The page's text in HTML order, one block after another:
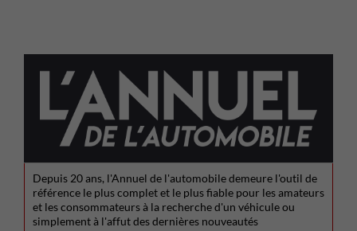
Depuis 20 ans, l'Annuel de l'automobile demeure l'outil de
référence le plus complet et le plus fiable pour les amateurs
et les consommateurs à la recherche d'un véhicule ou
simplement à l'affut des dernières nouveautés